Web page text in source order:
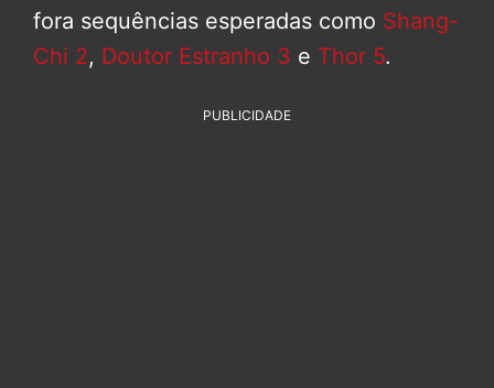
fora sequências esperadas como Shang-
Chi 2, Doutor Estranho 3 e Thor 5.
PUBLICIDADE